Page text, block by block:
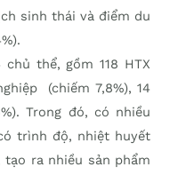
sinh thái và điểm du
thể, gồm 118 HTX
(chiếm 7,8%), 14
Trong đó, có nhiều
trình độ, nhiệt huyết
ra nhiều sản phẩm